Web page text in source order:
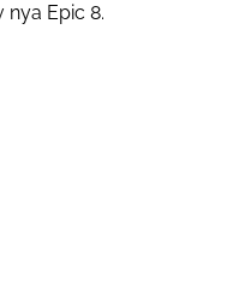
Epic 8.